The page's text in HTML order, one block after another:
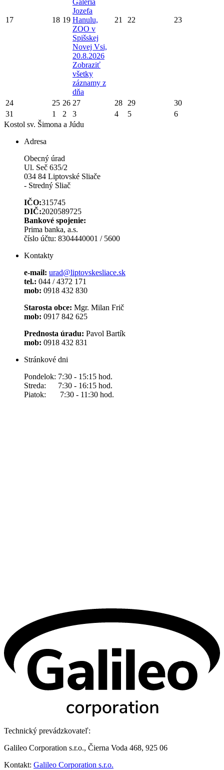
17 18 19
Galéria
Jozefa
Hanulu,
ZOO v
Spišskej
Novej Vsi,
20.8.2026
Zobraziť
všetky
záznamy z
dňa
21 22 23
24 25 26 27 28 29
30
31
1 2 3 4 5
6
Kostol sv. Šimona a Júdu
Adresa
Obecný úrad
Ul. Seč 635/2
034 84 Liptovské Sliače
- Stredný Sliač
IČO:315745
DIČ:2020589725
Bankové spojenie:
Prima banka, a.s.
číslo účtu: 8304440001 / 5600
Kontakty
e-mail: urad@liptovskesliace.sk
tel.: 044 / 4372 171
mob: 0918 432 830
Starosta obce: Mgr. Milan Frič
mob: 0917 842 625
Prednosta úradu: Pavol Bartík
mob: 0918 432 831
Stránkové dni
Pondelok: 7:30 - 15:15 hod.
Streda: 7:30 - 16:15 hod.
Piatok: 7:30 - 11:30 hod.
Technický prevádzkovateľ:
Galileo Corporation s.r.o., Čierna Voda 468, 925 06
Kontakt: Galileo Corporation s.r.o.